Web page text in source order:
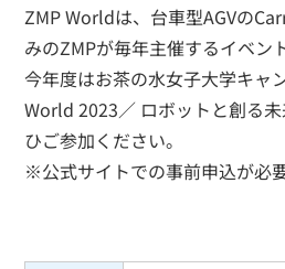
ZMP Worldは、台車型AGVの
みのZMPが毎年主催するイベン
今年度はお茶の水女子大学キャ
World 2023／ ロボットと創る
ひご参加ください。
※公式サイトでの事前申込が必